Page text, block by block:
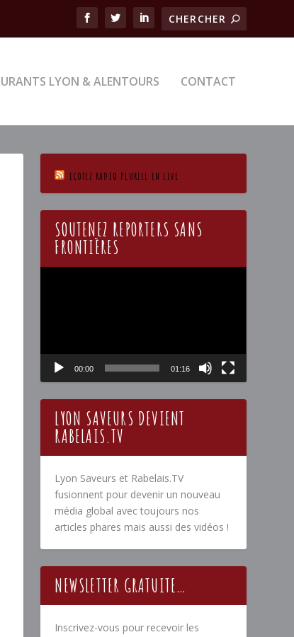
LYON & ALENTOURS CONTACT
ECOTEZ RADIO PLURIEL EN LIVE
SOUTENEZ REPORTERS SANS
FRONTIÈRES
00:00 01:16
LYON SAVEURS DEVIENT
RABELAIS.TV
Lyon Saveurs et Rabelais.TV
fusionnent pour devenir un nouveau
média global avec toujours nos
articles phares mais aussi des vidéos !
NEWSLETTER GRATUITE…
Inscrivez-vous pour recevoir les